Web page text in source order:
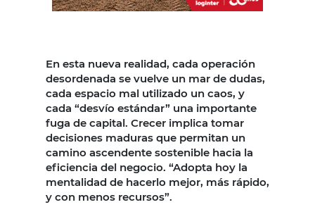
En esta nueva realidad, cada operación
desordenada se vuelve un mar de dudas,
cada espacio mal utilizado un caos, y
cada “desvío estándar” una importante
fuga de capital. Crecer implica tomar
decisiones maduras que permitan un
camino ascendente sostenible hacia la
eficiencia del negocio. “Adopta hoy la
mentalidad de hacerlo mejor, más rápido,
y con menos recursos”.